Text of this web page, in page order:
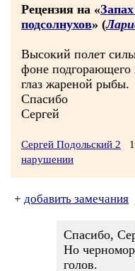
Рецензия на «
подсолнухов» (
Высокий полет
фоне подгорающего
глаз жареной рыбы.
Спасибо
Сергей
Сергей Подольский 2
нарушении
+ добавить замечания
Спасибо,
Но
голов.